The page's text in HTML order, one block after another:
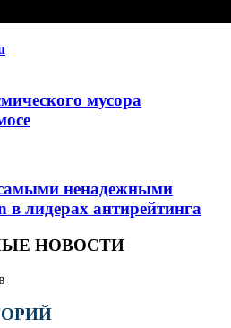
мусора
ненадежными
лидерах антирейтинга
НОВОСТИ